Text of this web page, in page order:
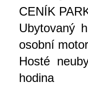
CENÍK
Ubytovaný
osobní
Hosté
hodina